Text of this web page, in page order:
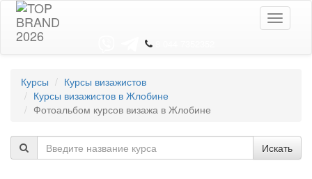
Toggle
Курсы
Курсы визажистов
Курсы визажистов в Жлобине
Фотоальбом курсов визажа в Жлобине
Искать